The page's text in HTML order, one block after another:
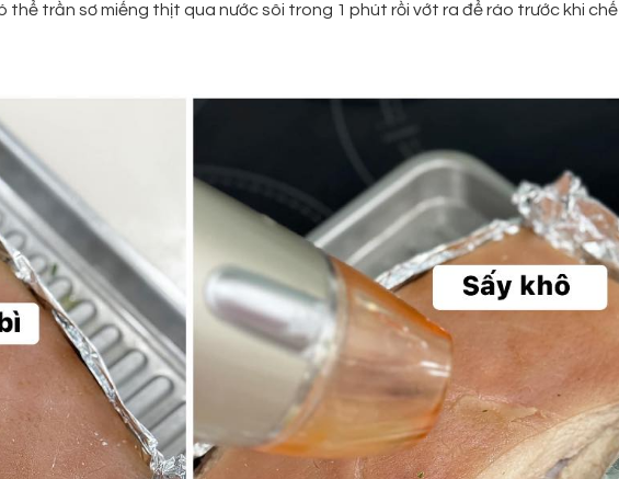
thể trần sơ miếng thịt qua nước sôi trong 1 phút rồi vớt ra để ráo trước khi chế